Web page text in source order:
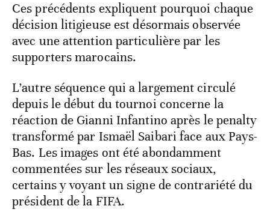
Ces précédents expliquent pourquoi chaque
décision litigieuse est désormais observée
avec une attention particulière par les
supporters marocains.
L’autre séquence qui a largement circulé
depuis le début du tournoi concerne la
réaction de Gianni Infantino après le penalty
transformé par Ismaël Saibari face aux Pays-
Bas. Les images ont été abondamment
commentées sur les réseaux sociaux,
certains y voyant un signe de contrariété du
président de la FIFA.